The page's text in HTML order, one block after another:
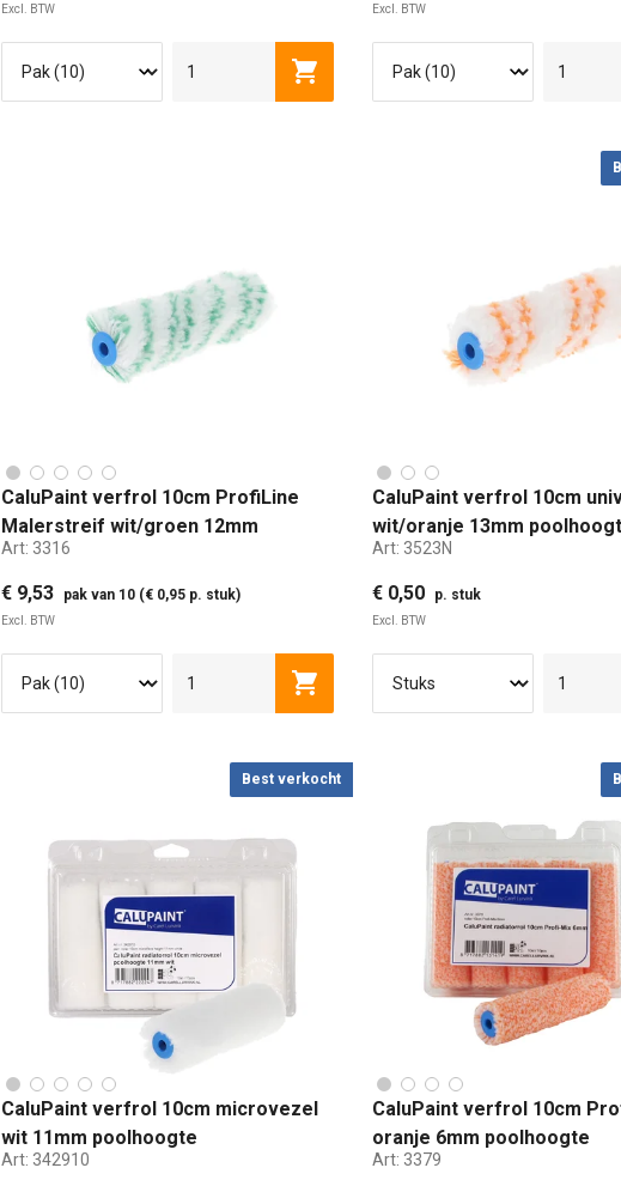
Excl. BTW
5 CM 10 CM Toevoegen aan winkelwagen
Excl. BTW
CaluPaint verfrol 10cm ProfiLine
Malerstreif wit/groen 12mm
poolhoogte
Art: 3316
€ 9,53 pak van 10 (€ 0,95 p. stuk)
Excl. BTW
Toevoegen aan winkelwagen
CaluPaint verfrol 10cm
wit/oranje 13mm
harde kern
Art: 3523N
€ 0,50 p. stuk
Excl. BTW
10 CM 15 CM
Best verkocht
CaluPaint verfrol 10cm microvezel
wit 11mm poolhoogte
Art: 342910
CaluPaint verfrol 10cm
oranje 6mm poolhoogte
Art: 3379